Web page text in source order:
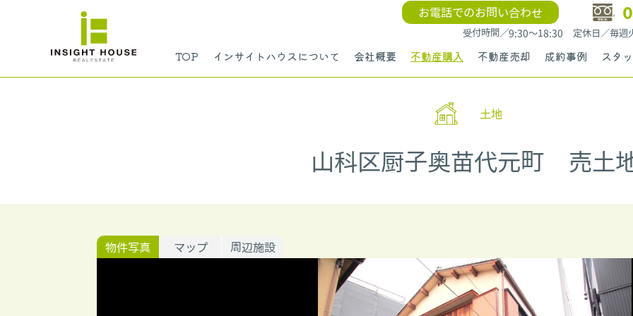
TOP インサイトハウスについて 会社概要 不動産購入 不動産売却 成約事例 スタ
お電話でのお問い合わせ
受付時間／9:30〜18:30 定休日／毎週
土地
山科区厨子奥苗代元町 売土
物件写真 マップ 周辺施設